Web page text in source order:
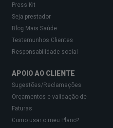
Press Kit
Seja prestador
Blog Mais Saúde
Testemunhos Clientes
Responsabilidade social
APOIO AO CLIENTE
Sugestões/Reclamações
Orçamentos e validação de
Faturas
Como usar o meu Plano?